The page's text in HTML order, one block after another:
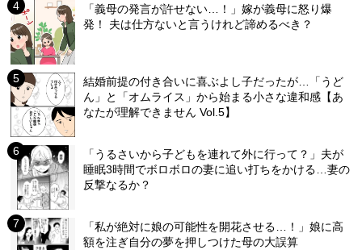
「義母の発言が許せない…！」嫁が義母に怒り爆
発！ 夫は仕方ないと言うけれど諦めるべき？
結婚前提の付き合いに喜ぶよし子だったが…「うど
ん」と「オムライス」から始まる小さな違和感【あ
なたが理解できません Vol.5】
「うるさいから子どもを連れて外に行って？」夫が
睡眠3時間でボロボロの妻に追い打ちをかける…妻の
反撃なるか？
「私が絶対に娘の可能性を開花させる…！」娘に高
額を注ぎ自分の夢を押しつけた母の大誤算